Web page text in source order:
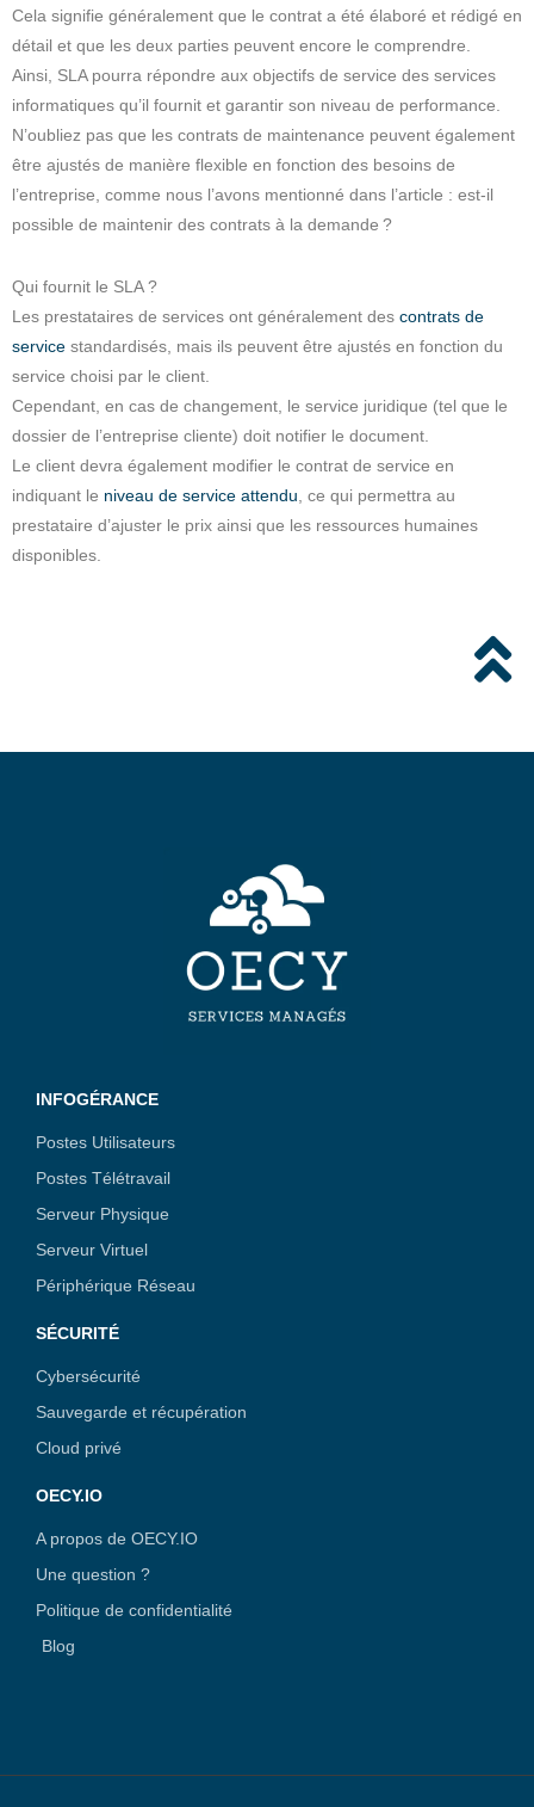
Cela signifie généralement que le contrat a été élaboré et rédigé en
détail et que les deux parties peuvent encore le comprendre.
Ainsi, SLA pourra répondre aux objectifs de service des services
informatiques qu’il fournit et garantir son niveau de performance.
N’oubliez pas que les contrats de maintenance peuvent également
être ajustés de manière flexible en fonction des besoins de
l’entreprise, comme nous l’avons mentionné dans l’article : est-il
possible de maintenir des contrats à la demande ?
Qui fournit le SLA ?
Les prestataires de services ont généralement des contrats de
service standardisés, mais ils peuvent être ajustés en fonction du
service choisi par le client.
Cependant, en cas de changement, le service juridique (tel que le
dossier de l’entreprise cliente) doit notifier le document.
Le client devra également modifier le contrat de service en
indiquant le niveau de service attendu, ce qui permettra au
prestataire d’ajuster le prix ainsi que les ressources humaines
disponibles.
INFOGÉRANCE
Postes Utilisateurs
Postes Télétravail
Serveur Physique
Serveur Virtuel
Périphérique Réseau
SÉCURITÉ
Cybersécurité
Sauvegarde et récupération
Cloud privé
OECY.IO
A propos de OECY.IO
Une question ?
Politique de confidentialité
Blog